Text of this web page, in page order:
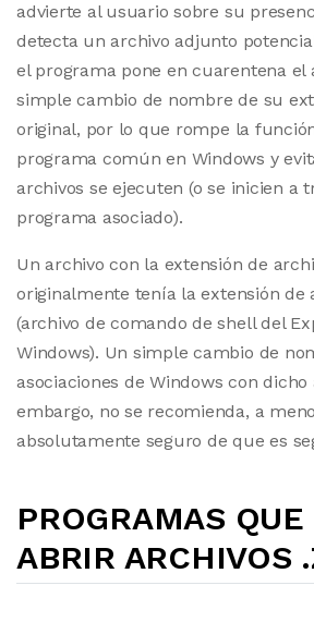
advierte al usuario sobre su
detecta un archivo adjunto
el programa pone en cuarentena el
simple cambio de nombre de su
original, por lo que rompe la
programa común en Windows y
archivos se ejecuten (o se inicien a
programa asociado).
Un archivo con la extensión de
originalmente tenía la extensión de
(archivo de comando de shell del
Windows). Un simple cambio de
asociaciones de Windows con dicho
embargo, no se recomienda, a
absolutamente seguro de que es
PROGRAMAS
ABRIR ARCHIVOS